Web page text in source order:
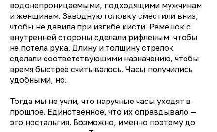
водонепроницаемыми, подходящими мужчинам
и женщинам. Заводную головку сместили вниз,
чтобы не давила при изгибе кисти. Ремешок с
внутренней стороны сделали рифленым, чтобы
не потела рука. Длину и толщину стрелок
сделали соответствующими назначению, чтобы
время быстрее считывалось. Часы получились
удобными, но.
Тогда мы не учли, что наручные часы уходят в
прошлое. Единственное, что их оправдывало —
это ностальгия. Возможно, именно поэтому до